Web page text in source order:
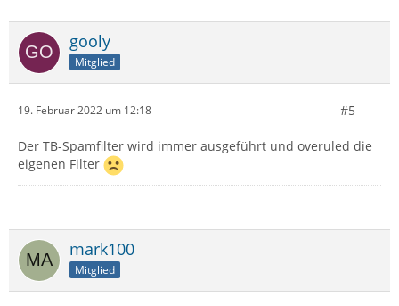
gooly
Mitglied
19. Februar 2022 um 12:18 #5
Der TB-Spamfilter wird immer ausgeführt und overuled die
eigenen Filter
mark100
Mitglied